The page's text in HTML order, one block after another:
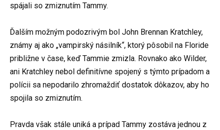
spájali so zmiznutím Tammy.
Ďalším možným podozrivým bol John Brennan Kratchley,
známy aj ako „vampirský násilník“, ktorý pôsobil na Floride
približne v čase, keď Tammie zmizla. Rovnako ako Wilder,
ani Kratchley nebol definitívne spojený s týmto prípadom a
polícii sa nepodarilo zhromaždiť dostatok dôkazov, aby ho
spojila so zmiznutím.
Pravda však stále uniká a prípad Tammy zostáva jednou z